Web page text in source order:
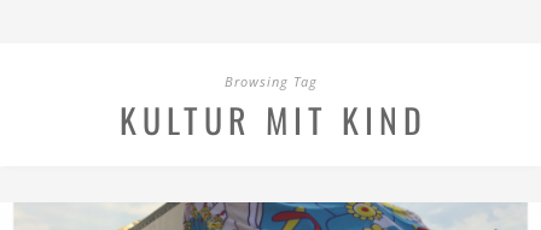
Browsing Tag
KULTUR MIT KIND